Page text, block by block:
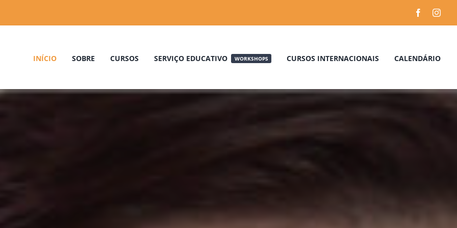
INÍCIO SOBRE CURSOS SERVIÇO EDUCATIVO WORKSHOPS CURSOS INTERNACIONAIS CALENDÁRIO